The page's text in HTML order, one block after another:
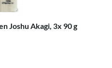
Joshu Akagi, 3x 90 g